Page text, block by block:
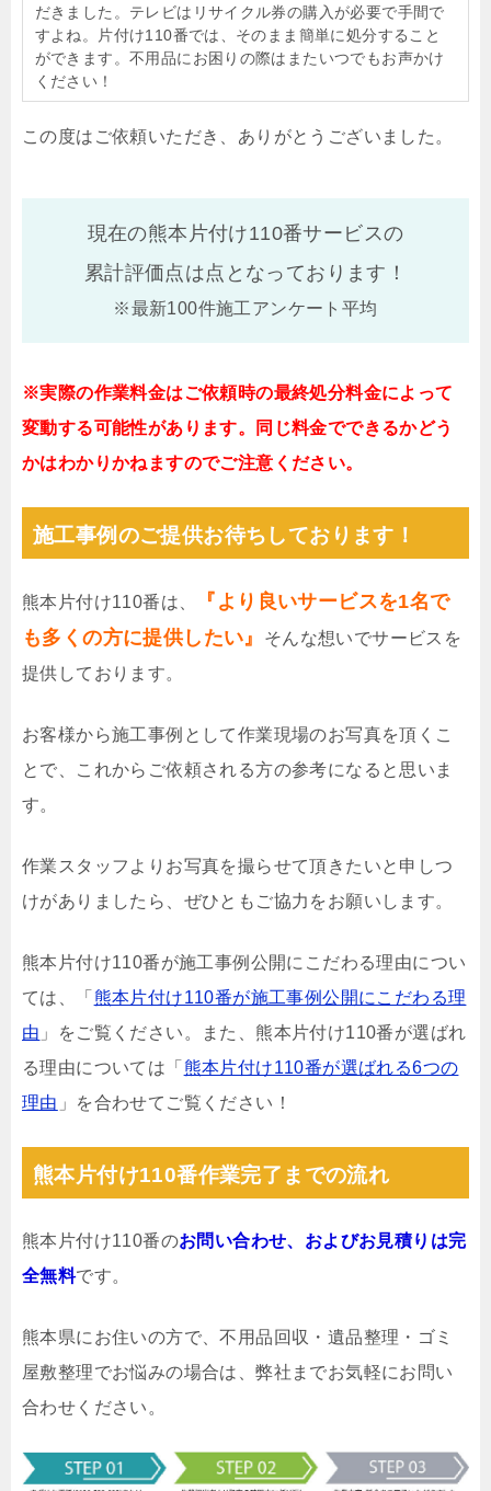
だきました。テレビはリサイクル券の購入が必要で手間で
すよね。片付け110番では、そのまま簡単に処分すること
ができます。不用品にお困りの際はまたいつでもお声かけ
ください！
この度はご依頼いただき、ありがとうございました。
現在の熊本片付け110番サービスの
累計評価点は点となっております！
※最新100件施工アンケート平均
※実際の作業料金はご依頼時の最終処分料金によって
変動する可能性があります。同じ料金でできるかどう
かはわかりかねますのでご注意ください。
施工事例のご提供お待ちしております！
熊本片付け110番は、
『より良いサービスを1名で
も多くの方に提供したい』
そんな想いでサービスを
提供しております。
お客様から施工事例として作業現場のお写真を頂くこ
とで、これからご依頼される方の参考になると思いま
す。
作業スタッフよりお写真を撮らせて頂きたいと申しつ
けがありましたら、ぜひともご協力をお願いします。
熊本片付け110番が施工事例公開にこだわる理由につい
ては、「 熊本片付け110番が施工事例公開にこだわる理
由 」をご覧ください。また、熊本片付け110番が選ばれ
る理由については「 熊本片付け110番が選ばれる6つの
理由 」を合わせてご覧ください！
熊本片付け110番作業完了までの流れ
熊本片付け110番のお問い合わせ、およびお見積りは完
全無料です。
熊本県にお住いの方で、不用品回収・遺品整理・ゴミ
屋敷整理でお悩みの場合は、弊社までお気軽にお問い
合わせください。